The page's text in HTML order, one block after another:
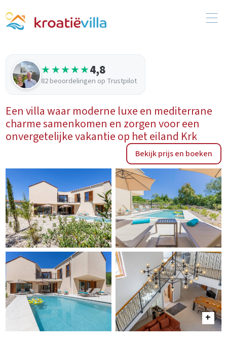
★★★★★4,8
82 beoordelingen op Trustpilot
Een villa waar moderne luxe en mediterrane
charme samenkomen en zorgen voor een
onvergetelijke vakantie op het eiland Krk
Bekijk prijs en boeken